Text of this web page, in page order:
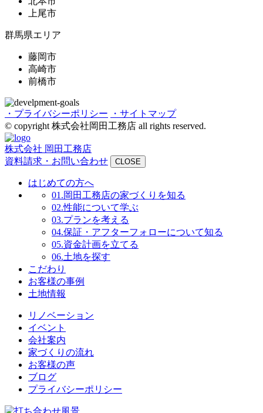
上尾市
群馬県エリア
藤岡市
高崎市
前橋市
・プライバシーポリシー
・サイトマップ
© copyright 株式会社岡田工務店 all rights reserved.
株式会社 岡田工務店
資料請求・お問い合わせ
CLOSE
はじめての方へ
01.岡田工務店の家づくりを知る
02.性能について学ぶ
03.プランを考える
04.保証・アフターフォローについて知る
05.資金計画を立てる
06.土地を探す
こだわり
お客様の事例
土地情報
リノベーション
イベント
会社案内
家づくりの流れ
お客様の声
ブログ
プライバシーポリシー